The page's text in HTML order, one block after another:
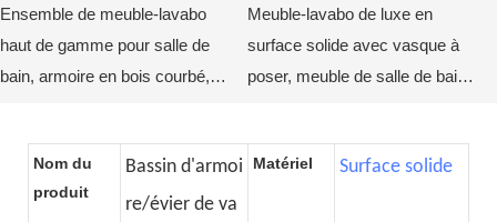
Ensemble de meuble-lavabo
haut de gamme pour salle de
bain, armoire en bois courbé,
Meuble-lavabo de luxe en
surface solide avec vasque à
poser, meuble de salle de bain
Nom du
produit
Bassin d'armoi
re/évier de va
Matériel Surface solide